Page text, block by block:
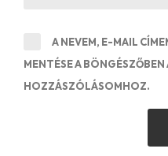
A NEVEM, E-MAIL
MENTÉSE A
HOZZÁSZÓLÁSOMHOZ.